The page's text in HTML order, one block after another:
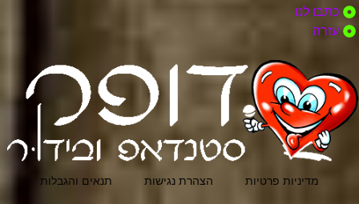
כתבו לנו
עזרה
מדיניות פרטיות הצהרת נגישות תנאים והגבלות